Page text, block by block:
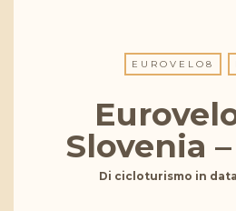
EUROVELO8
Slovenia
Di cicloturismo in data